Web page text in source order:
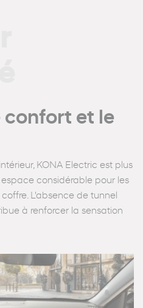
confort et le
KONA Electric est plus
considérable pour les
L'absence de tunnel
à renforcer la sensation